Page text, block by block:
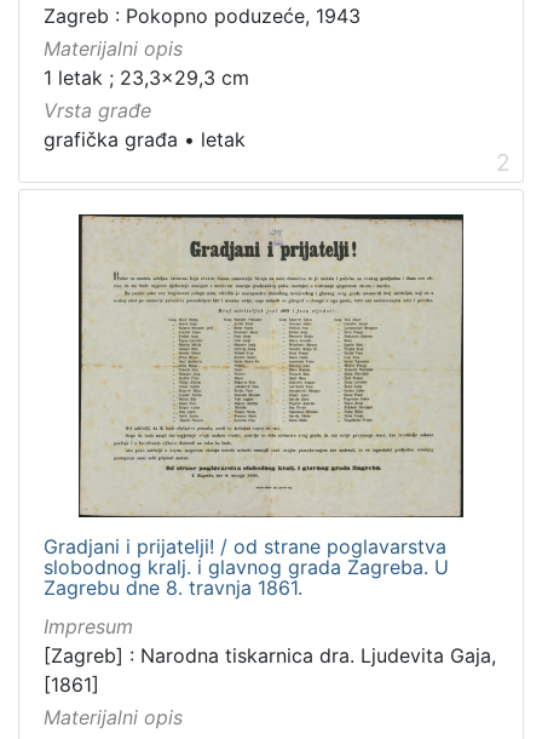
Zagreb : Pokopno poduzeće, 1943
Materijalni opis
1 letak ; 23,3x29,3 cm
Vrsta građe
grafička građa • letak
2
Gradjani i prijatelji! / od strane poglavarstva
slobodnog kralj. i glavnog grada Zagreba. U
Zagrebu dne 8. travnja 1861.
Impresum
[Zagreb] : Narodna tiskarnica dra. Ljudevita Gaja,
[1861]
Materijalni opis